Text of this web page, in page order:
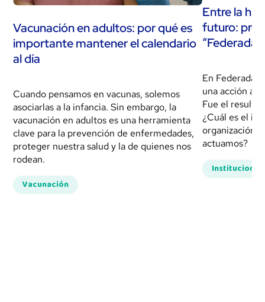
Vacunación en adultos: por qué es
importante mantener el calendario
al día
Cuando pensamos en vacunas, solemos
asociarlas a la infancia. Sin embargo, la
vacunación en adultos es una herramienta
clave para la prevención de enfermedades,
proteger nuestra salud y la de quienes nos
rodean.
Vacunación
Entre la
futuro:
“Federada,
En Federada,
una acción
Fue el
¿Cuál es el
organización
actuamos?
Institucional